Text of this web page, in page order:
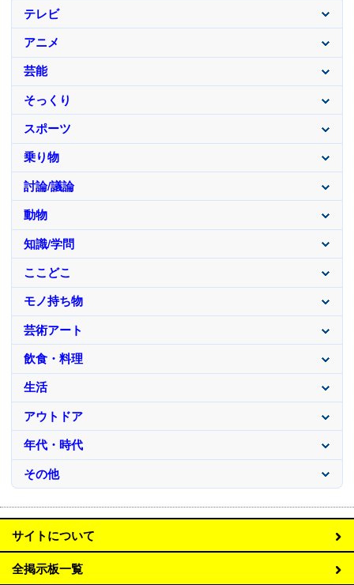
テレビ
アニメ
芸能
そっくり
スポーツ
乗り物
討論/議論
動物
知識/学問
ここどこ
モノ持ち物
芸術アート
飲食・料理
生活
アウトドア
年代・時代
その他
サイトについて
全掲示板一覧